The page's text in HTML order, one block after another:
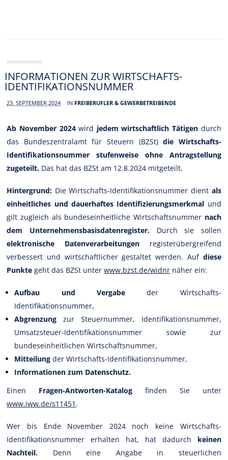
INFORMATIONEN ZUR WIRTSCHAFTS-
IDENTIFIKATIONSNUMMER
23. SEPTEMBER 2024 IN FREIBERUFLER & GEWERBETREIBENDE
Ab November 2024wird jedem wirtschaftlich Tätigendurch
das Bundeszentralamt für Steuern (BZSt)die Wirtschafts-
Identifikationsnummer stufenweise ohne Antragstellung
zugeteilt. Das hat das BZSt am 12.8.2024 mitgeteilt.
Hintergrund: Die Wirtschafts-Identifikationsnummer dient als
einheitliches und dauerhaftes Identifizierungsmerkmal und
gilt zugleich als bundeseinheitliche Wirtschaftsnummer nach
dem Unternehmensbasisdatenregister. Durch sie sollen
elektronische Datenverarbeitungen registerübergreifend
verbessert und wirtschaftlicher gestaltet werden. Auf diese
Punkte geht das BZSt unterwww.bzst.de/widnr näher ein:
Aufbau und Vergabe der Wirtschafts-
Identifikationsnummer,
Abgrenzung zur Steuernummer, Identifikationsnummer,
Umsatzsteuer-Identifikationsnummer sowie zur
bundeseinheitlichen Wirtschaftsnummer,
Mitteilung der Wirtschafts-Identifikationsnummer,
Informationen zum Datenschutz.
Einen Fragen-Antworten-Katalog finden Sie unter
www.iww.de/s11451 .
Wer bis Ende November 2024 noch keine Wirtschafts-
Identifikationsnummer erhalten hat, hat dadurch keinen
Nachteil. Denn eine Angabe in steuerlichen